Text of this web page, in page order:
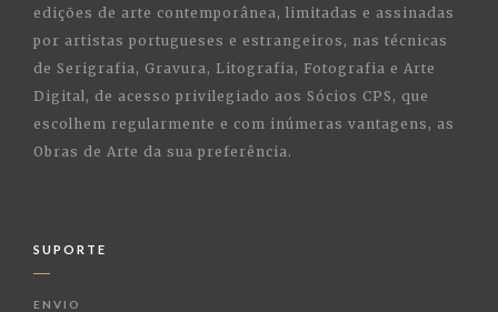
edições de arte contemporânea, limitadas e assinadas
por artistas portugueses e estrangeiros, nas técnicas
de Serigrafia, Gravura, Litografia, Fotografia e Arte
Digital, de acesso privilegiado aos Sócios CPS, que
escolhem regularmente e com inúmeras vantagens, as
Obras de Arte da sua preferência.
SUPORTE
ENVIO